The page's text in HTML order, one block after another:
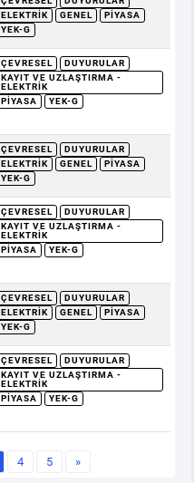
ELEKTRIK
GENEL
PIYASA
YEK-G
ÇEVRESEL
DUYURULAR
KAYIT VE UZLAŞTIRMA -
ELEKTRIK
PIYASA
YEK-G
ÇEVRESEL
DUYURULAR
ELEKTRIK
GENEL
PIYASA
YEK-G
ÇEVRESEL
DUYURULAR
KAYIT VE UZLAŞTIRMA -
ELEKTRIK
PIYASA
YEK-G
ÇEVRESEL
DUYURULAR
ELEKTRIK
GENEL
PIYASA
YEK-G
ÇEVRESEL
DUYURULAR
KAYIT VE UZLAŞTIRMA -
ELEKTRIK
PIYASA
YEK-G
4 5 »